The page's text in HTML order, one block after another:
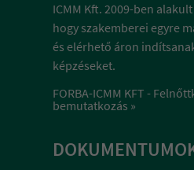
ICMM Kft. 2009-ben
hogy szakemberei egyre
és elérhető áron
képzéseket.
FORBA-ICMM KFT -
bemutatkozás »